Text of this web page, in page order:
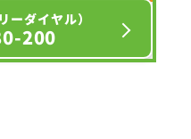
ーダイヤル）
200